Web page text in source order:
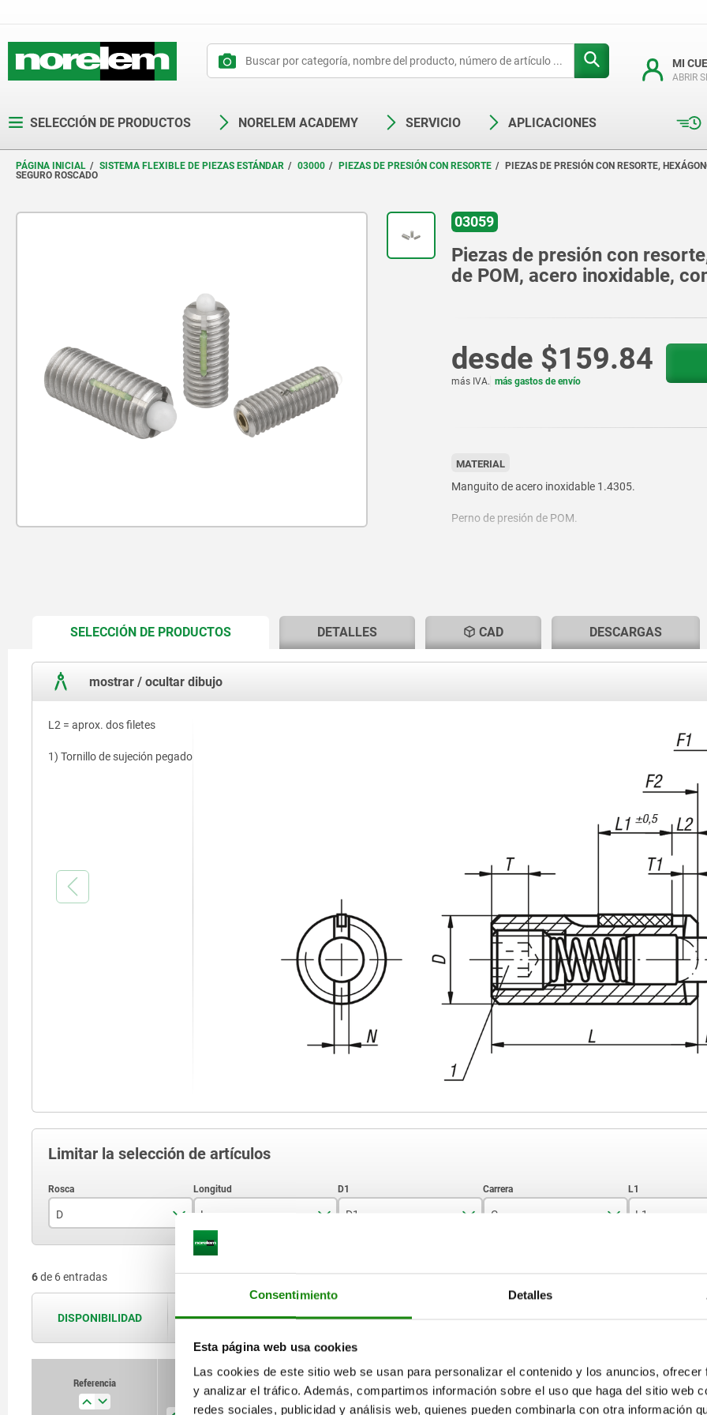
Consentimiento Detalles
Esta página web usa cookies
Las cookies de este sitio web se usan para personalizar el contenido y los anuncios,
y analizar el tráfico. Además, compartimos información sobre el uso que haga del sitio web
redes sociales, publicidad y análisis web, quienes pueden combinarla con otra información
MI
ABRIR
SELECCIÓN DE PRODUCTOS NORELEM ACADEMY SERVICIO APLICACIONES
PÁGINA INICIAL SISTEMA FLEXIBLE DE PIEZAS ESTÁNDAR 03000 PIEZAS DE PRESIÓN CON RESORTE
PIEZAS DE PRESIÓN CON RESORTE,
SEGURO ROSCADO
03059
Piezas de presión con
de POM, acero inoxidable,
desde $159.84
más IVA. más gastos de envío
MATERIAL
Manguito de acero inoxidable 1.4305.
Perno de presión de POM.
Seguro roscado de nylon.
SELECCIÓN DE PRODUCTOSCURRENT
DETALLES CAD DESCARGAS
mostrar / ocultar dibujo
L2 = aprox. dos filetes
1) Tornillo de sujeción pegado
Limitar la selección de artículos
D
M5
M6
M10
M16
L
20
28
32
D1
2,7
6
7,5
C
2,5
5
L1
8
14
6de 6 entradas AMPLIAR TABLA
DISPONIBILIDAD Las disponibilidades se actualizan varias veces al día a intervalos regulares.
Referencia
L D1 C L1 T1 N S Fuerza
del
Fuerza
del
Par de
apriete